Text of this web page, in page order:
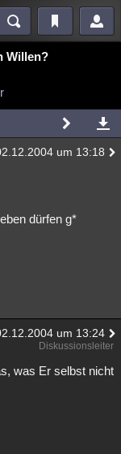
Kriminalfälle
English
Willen?
um 13:18
dürfen g*
um 13:24
Diskussionsleiter
was Er selbst nicht